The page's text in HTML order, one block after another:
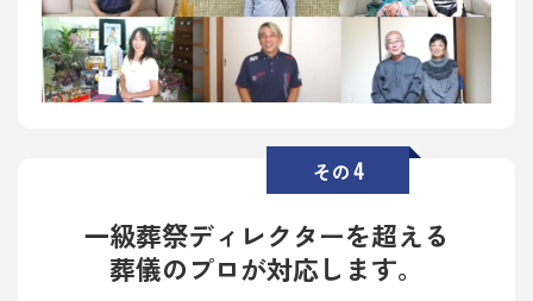
その4
一級葬祭ディレクターを超える
葬儀のプロが対応します。